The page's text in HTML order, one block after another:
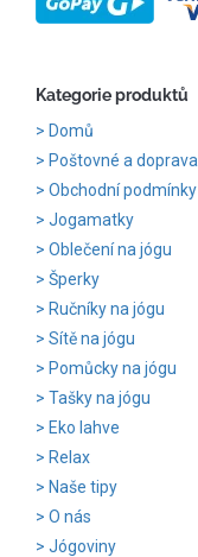
Kategorie produktů
Domů
Poštovné a doprava
Obchodní podmínky
Jogamatky
Oblečení na jógu
Šperky
Ručníky na jógu
Sítě na jógu
Pomůcky na jógu
Tašky na jógu
Eko lahve
Relax
Naše tipy
O nás
Jógoviny